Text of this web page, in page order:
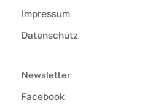
Impressum
Datenschutz
Newsletter
Facebook